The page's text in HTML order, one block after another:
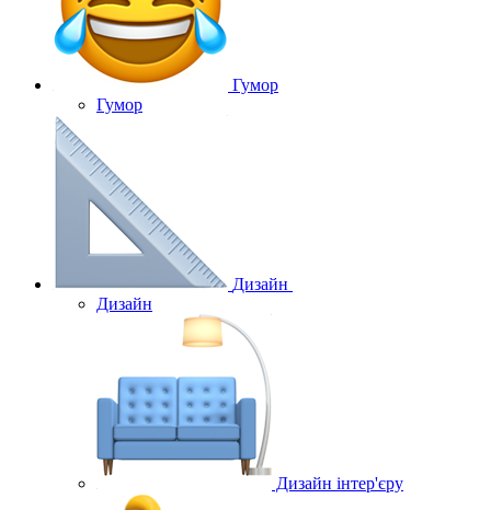
Гумор
Гумор
Дизайн
Дизайн
Дизайн інтер'єру